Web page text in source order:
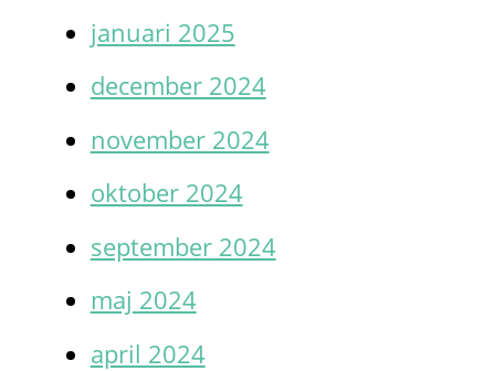
januari 2025
december 2024
november 2024
oktober 2024
september 2024
maj 2024
april 2024